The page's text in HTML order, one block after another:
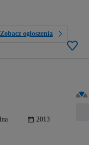
Zobacz ogłoszenia
2013